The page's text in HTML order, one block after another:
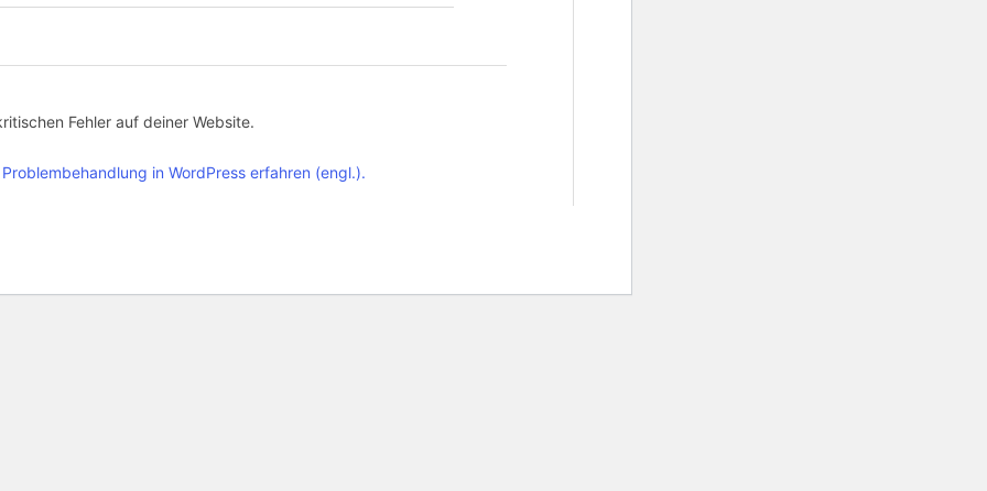
Fehler auf deiner Website.
in WordPress erfahren (engl.).